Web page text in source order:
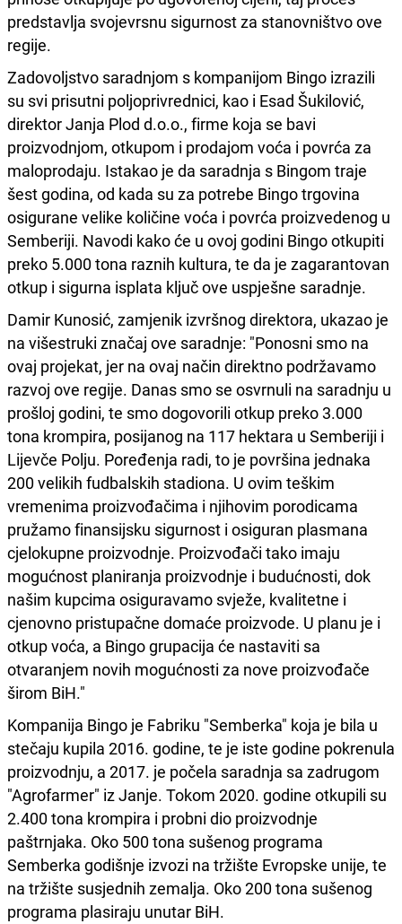
predstavlja svojevrsnu sigurnost za stanovništvo ove
regije.
Zadovoljstvo saradnjom s kompanijom Bingo izrazili
su svi prisutni poljoprivrednici, kao i Esad Šukilović,
direktor Janja Plod d.o.o., firme koja se bavi
proizvodnjom, otkupom i prodajom voća i povrća za
maloprodaju. Istakao je da saradnja s Bingom traje
šest godina, od kada su za potrebe Bingo trgovina
osigurane velike količine voća i povrća proizvedenog u
Semberiji. Navodi kako će u ovoj godini Bingo otkupiti
preko 5.000 tona raznih kultura, te da je zagarantovan
otkup i sigurna isplata ključ ove uspješne saradnje.
Damir Kunosić, zamjenik izvršnog direktora, ukazao je
na višestruki značaj ove saradnje: "Ponosni smo na
ovaj projekat, jer na ovaj način direktno podržavamo
razvoj ove regije. Danas smo se osvrnuli na saradnju u
prošloj godini, te smo dogovorili otkup preko 3.000
tona krompira, posijanog na 117 hektara u Semberiji i
Lijevče Polju. Poređenja radi, to je površina jednaka
200 velikih fudbalskih stadiona. U ovim teškim
vremenima proizvođačima i njihovim porodicama
pružamo finansijsku sigurnost i osiguran plasmana
cjelokupne proizvodnje. Proizvođači tako imaju
mogućnost planiranja proizvodnje i budućnosti, dok
našim kupcima osiguravamo svježe, kvalitetne i
cjenovno pristupačne domaće proizvode. U planu je i
otkup voća, a Bingo grupacija će nastaviti sa
otvaranjem novih mogućnosti za nove proizvođače
širom BiH."
Kompanija Bingo je Fabriku "Semberka" koja je bila u
stečaju kupila 2016. godine, te je iste godine pokrenula
proizvodnju, a 2017. je počela saradnja sa zadrugom
"Agrofarmer" iz Janje. Tokom 2020. godine otkupili su
2.400 tona krompira i probni dio proizvodnje
paštrnjaka. Oko 500 tona sušenog programa
Semberka godišnje izvozi na tržište Evropske unije, te
na tržište susjednih zemalja. Oko 200 tona sušenog
programa plasiraju unutar BiH.